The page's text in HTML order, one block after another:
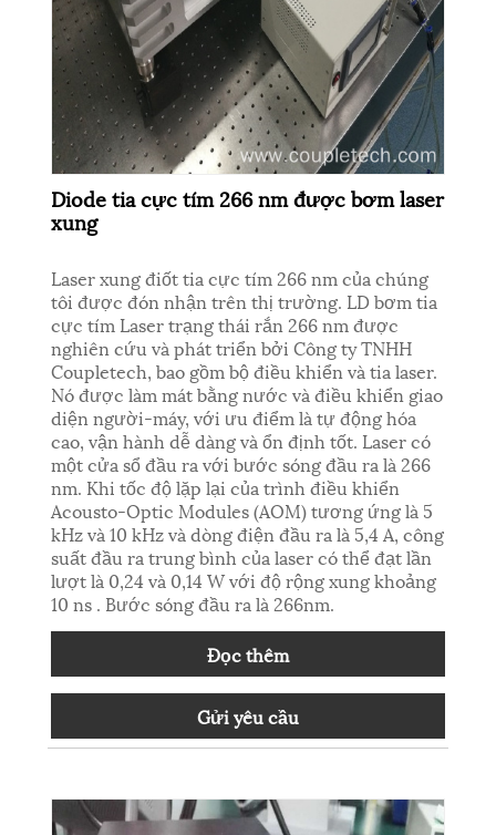
Diode tia cực tím 266 nm được bơm laser
xung
Laser xung điốt tia cực tím 266 nm của chúng
tôi được đón nhận trên thị trường. LD bơm tia
cực tím Laser trạng thái rắn 266 nm được
nghiên cứu và phát triển bởi Công ty TNHH
Coupletech, bao gồm bộ điều khiển và tia laser.
Nó được làm mát bằng nước và điều khiển giao
diện người-máy, với ưu điểm là tự động hóa
cao, vận hành dễ dàng và ổn định tốt. Laser có
một cửa sổ đầu ra với bước sóng đầu ra là 266
nm. Khi tốc độ lặp lại của trình điều khiển
Acousto-Optic Modules (AOM) tương ứng là 5
kHz và 10 kHz và dòng điện đầu ra là 5,4 A, công
suất đầu ra trung bình của laser có thể đạt lần
lượt là 0,24 và 0,14 W với độ rộng xung khoảng
10 ns . Bước sóng đầu ra là 266nm.
Đọc thêm
Gửi yêu cầu